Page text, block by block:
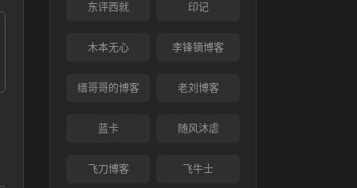
东评西就 印记
木本无心 李锋镝博客
缙哥哥的博客 老刘博客
蓝卡 随风沐虐
飞刀博客 飞牛士